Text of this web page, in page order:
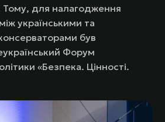
Тому, для налагодження
українськими та
був
Форум
«Безпека. Цінності.